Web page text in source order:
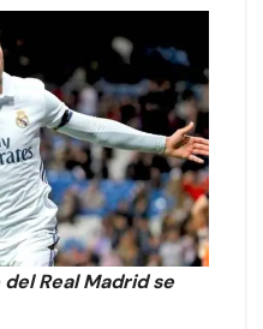
Real Madrid se